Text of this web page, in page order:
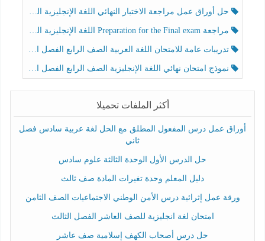
حل أوراق عمل مراجعة الاختبار النهائي اللغة الإنجليزية الصف الرابع الفصل الثالث
مراجعة Preparation for the Final exam اللغة الإنجليزية الصف الرابع الفصل الثالث
تدريبات عامة للامتحان اللغة العربية الصف الرابع الفصل الثالث
نموذج امتحان نهائي اللغة الإنجليزية الصف الرابع الفصل الثالث
أكثر الملفات تحميلا
أوراق عمل درس المفعول المطلق مع الحل لغة عربية سادس فصل
ثاني
حل الدرس الأول الوحدة الثالثة علوم سادس
دليل المعلم وحدة تغيرات المادة صف ثالث
ورقة عمل إثرائية درس الأمن الوطني الاجتماعيات الصف الثامن
امتحان لغة انجليزية للصف العاشر الفصل الثالث
حل درس أصحاب الكهف إسلامية صف عاشر